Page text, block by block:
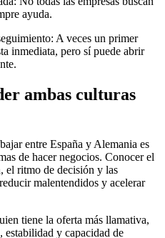
ayuda.
A veces un primer
inmediata, pero sí puede abrir
ambas culturas
entre España y Alemania es
de hacer negocios. Conocer el
el ritmo de decisión y las
malentendidos y acelerar
tiene la oferta más llamativa,
estabilidad y capacidad de